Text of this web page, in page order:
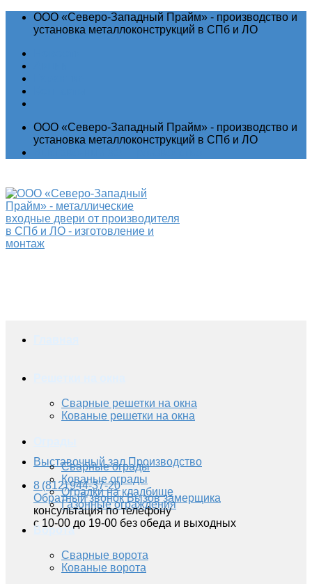
ООО «Северо-Западный Прайм» - производство и
установка металлоконструкций в СПб и ЛО
ООО «Северо-Западный Прайм» - производство и
установка металлоконструкций в СПб и ЛО
Выставочный зал Производство
8 (812) 944-37-20
Обратный звонок Вызов замерщика
консультация по телефону
с 10-00 до 19-00 без обеда и выходных
Сварные решетки на окна
Кованые решетки на окна
Сварные ограды
Кованые ограды
Оградки на кладбище
Газонные ограждения
Ворота
Сварные ворота
Кованые ворота